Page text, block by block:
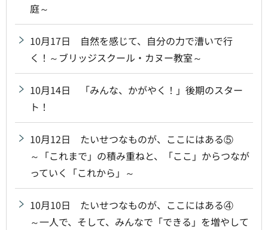
庭～
10月17日 自然を感じて、自分の力で漕いで行
く！～ブリッジスクール・カヌー教室～
10月14日 「みんな、かがやく！」後期のスター
ト！
10月12日 たいせつなものが、ここにはある⑤
～「これまで」の積み重ねと、「ここ」からつなが
っていく「これから」～
10月10日 たいせつなものが、ここにはある④
～一人で、そして、みんなで「できる」を増やして